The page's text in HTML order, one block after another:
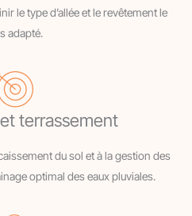
le type d’allée et le revêtement le
adapté.
terrassement
du sol et à la gestion des
optimal des eaux pluviales.